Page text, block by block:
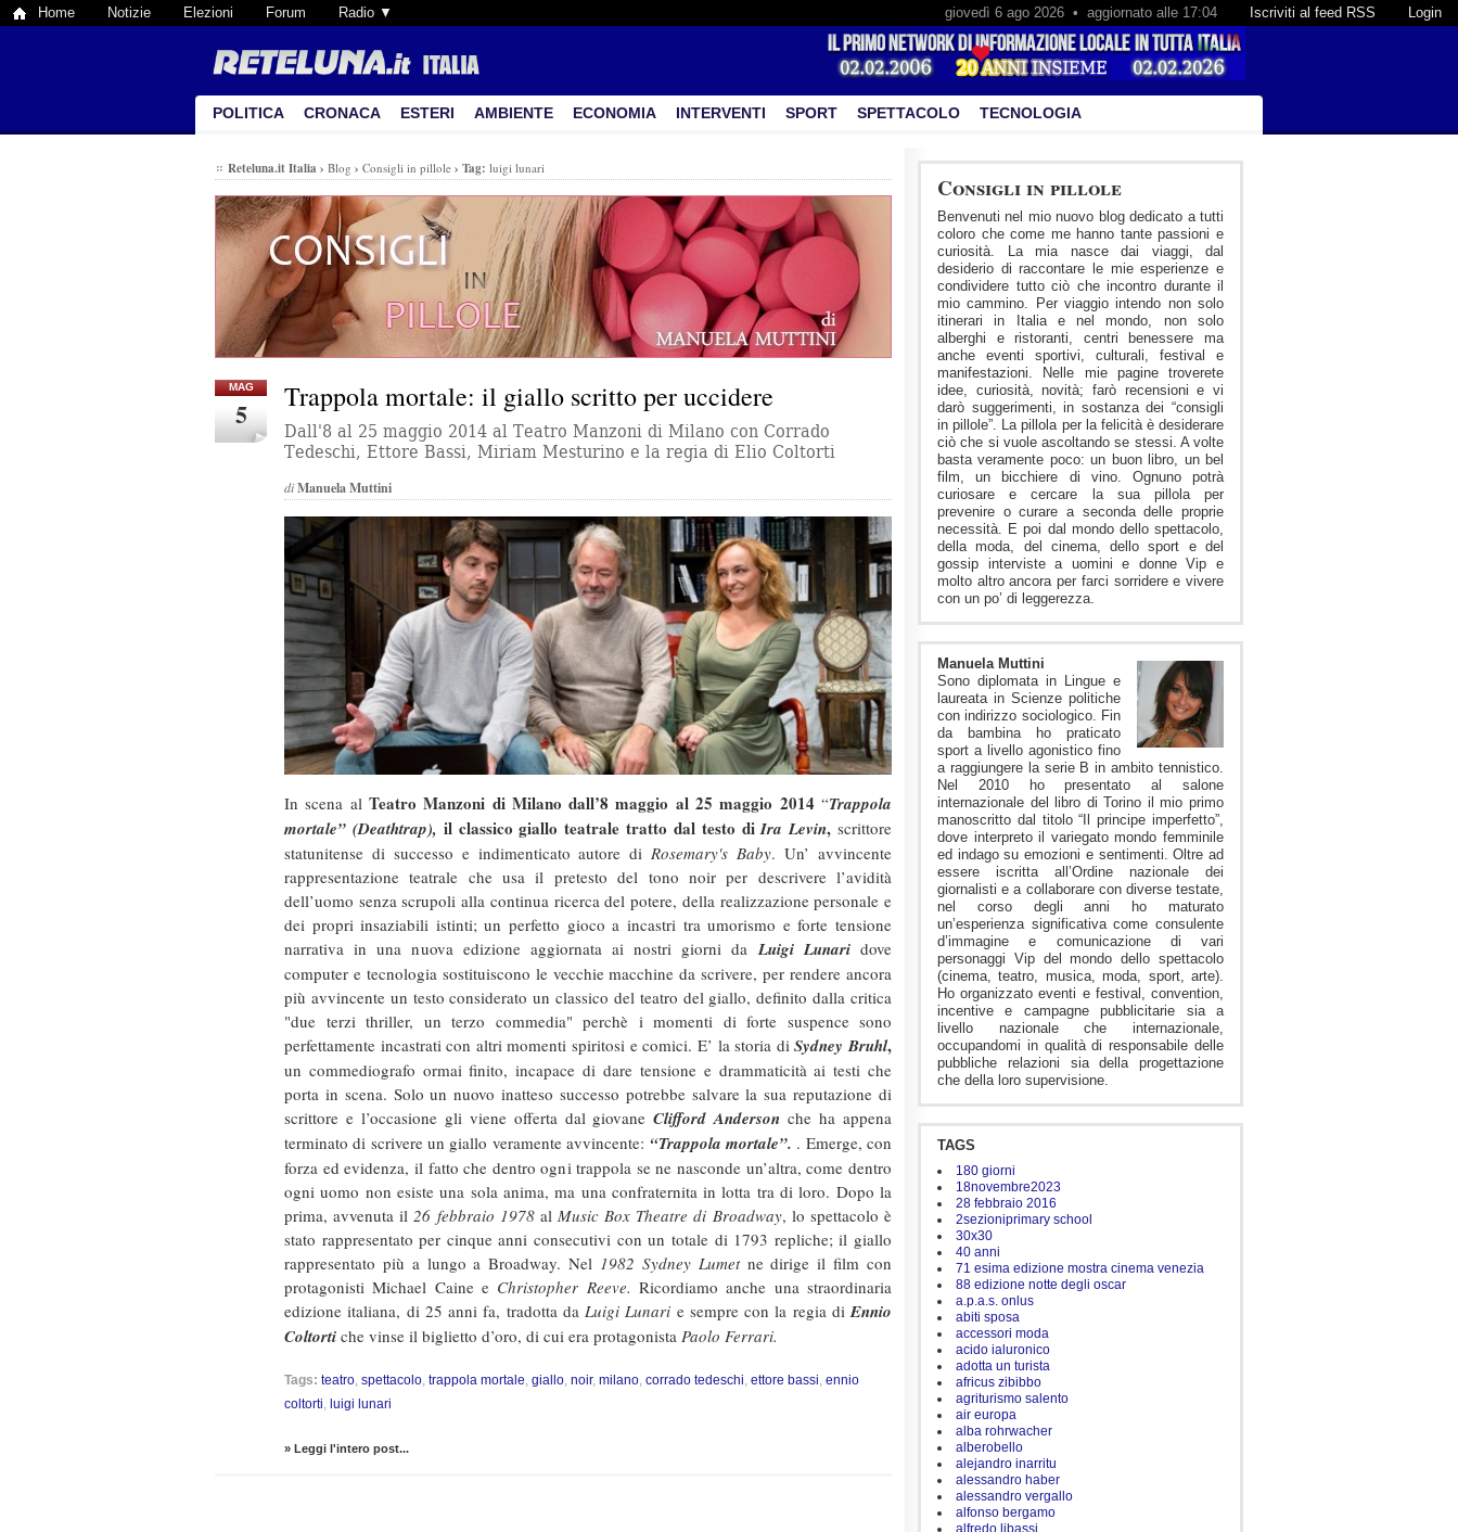
Home Notizie Elezioni Forum Radio ▼ Login
Iscriviti al feed RSS
giovedì 6 ago 2026 • aggiornato alle 17:04
POLITICA CRONACA ESTERI AMBIENTE ECONOMIA INTERVENTI SPORT SPETTACOLO TECNOLOGIA
Consigli in pillole
Benvenuti nel mio nuovo blog dedicato a tutti
coloro che come me hanno tante passioni e
curiosità. La mia nasce dai viaggi, dal
desiderio di raccontare le mie esperienze e
condividere tutto ciò che incontro durante il
mio cammino. Per viaggio intendo non solo
itinerari in Italia e nel mondo, non solo
alberghi e ristoranti, centri benessere ma
anche eventi sportivi, culturali, festival e
manifestazioni. Nelle mie pagine troverete
idee, curiosità, novità; farò recensioni e vi
darò suggerimenti, in sostanza dei “consigli
in pillole”. La pillola per la felicità è desiderare
ciò che si vuole ascoltando se stessi. A volte
basta veramente poco: un buon libro, un bel
film, un bicchiere di vino. Ognuno potrà
curiosare e cercare la sua pillola per
prevenire o curare a seconda delle proprie
necessità. E poi dal mondo dello spettacolo,
della moda, del cinema, dello sport e del
gossip interviste a uomini e donne Vip e
molto altro ancora per farci sorridere e vivere
con un po’ di leggerezza.
Manuela Muttini
Sono diplomata in Lingue e
laureata in Scienze politiche
con indirizzo sociologico. Fin
da bambina ho praticato
sport a livello agonistico fino
a raggiungere la serie B in ambito tennistico.
Nel 2010 ho presentato al salone
internazionale del libro di Torino il mio primo
manoscritto dal titolo “Il principe imperfetto”,
dove interpreto il variegato mondo femminile
ed indago su emozioni e sentimenti. Oltre ad
essere iscritta all’Ordine nazionale dei
giornalisti e a collaborare con diverse testate,
nel corso degli anni ho maturato
un’esperienza significativa come consulente
d’immagine e comunicazione di vari
personaggi Vip del mondo dello spettacolo
(cinema, teatro, musica, moda, sport, arte).
Ho organizzato eventi e festival, convention,
incentive e campagne pubblicitarie sia a
livello nazionale che internazionale,
occupandomi in qualità di responsabile delle
pubbliche relazioni sia della progettazione
che della loro supervisione.
TAGS
180 giorni
18novembre2023
28 febbraio 2016
2sezioniprimary school
30x30
40 anni
71 esima edizione mostra cinema venezia
88 edizione notte degli oscar
a.p.a.s. onlus
abiti sposa
accessori moda
acido ialuronico
adotta un turista
africus zibibbo
agriturismo salento
air europa
alba rohrwacher
alberobello
alejandro inarritu
alessandro haber
alessandro vergallo
alfonso bergamo
alfredo libassi
Reteluna.it Italia › Blog › Consigli in pillole › Tag: luigi lunari
MAG
5 Trappola mortale: il giallo scritto per uccidere
Dall'8 al 25 maggio 2014 al Teatro Manzoni di Milano con Corrado
Tedeschi, Ettore Bassi, Miriam Mesturino e la regia di Elio Coltorti
diManuela Muttini
In scena al Teatro Manzoni di Milano dall’8 maggio al 25 maggio 2014 “Trappola
mortale” (Deathtrap), il classico giallo teatrale tratto dal testo diIra Levin, scrittore
statunitense di successo e indimenticato autore di Rosemary's Baby. Un’ avvincente
rappresentazione teatrale che usa il pretesto del tono noir per descrivere l’avidità
dell’uomo senza scrupoli alla continua ricerca del potere, della realizzazione personale e
dei propri insaziabili istinti; un perfetto gioco a incastri tra umorismo e forte tensione
narrativa in una nuova edizione aggiornata ai nostri giorni da Luigi Lunaridove
computer e tecnologia sostituiscono le vecchie macchine da scrivere, per rendere ancora
più avvincente un testo considerato un classico del teatro del giallo, definito dalla critica
"due terzi thriller, un terzo commedia" perchè i momenti di forte suspence sono
perfettamente incastrati con altri momenti spiritosi e comici. E’ la storia diSydney Bruhl,
un commediografo ormai finito, incapace di dare tensione e drammaticità ai testi che
porta in scena. Solo un nuovo inatteso successo potrebbe salvare la sua reputazione di
scrittore e l’occasione gli viene offerta dal giovaneClifford Anderson che ha appena
terminato di scrivere un giallo veramente avvincente: “Trappola mortale”. . Emerge, con
forza ed evidenza, il fatto che dentro ogni trappola se ne nasconde un’altra, come dentro
ogni uomo non esiste una sola anima, ma una confraternita in lotta tra di loro. Dopo la
prima, avvenuta il 26 febbraio 1978al Music Box Theatre di Broadway, lo spettacolo è
stato rappresentato per cinque anni consecutivi con un totale di 1793 repliche; il giallo
rappresentato più a lungo a Broadway. Nel 1982 Sydney Lumetne dirige il film con
protagonisti Michael Caine e Christopher Reeve. Ricordiamo anche una straordinaria
edizione italiana, di 25 anni fa, tradotta da Luigi Lunari e sempre con la regia di Ennio
Coltorti che vinse il biglietto d’oro, di cui era protagonista Paolo Ferrari.
Tags: teatro spettacolo trappola mortale giallo noir, milano corrado tedeschi ettore bassi ennio
coltorti luigi lunari
» Leggi l'intero post...